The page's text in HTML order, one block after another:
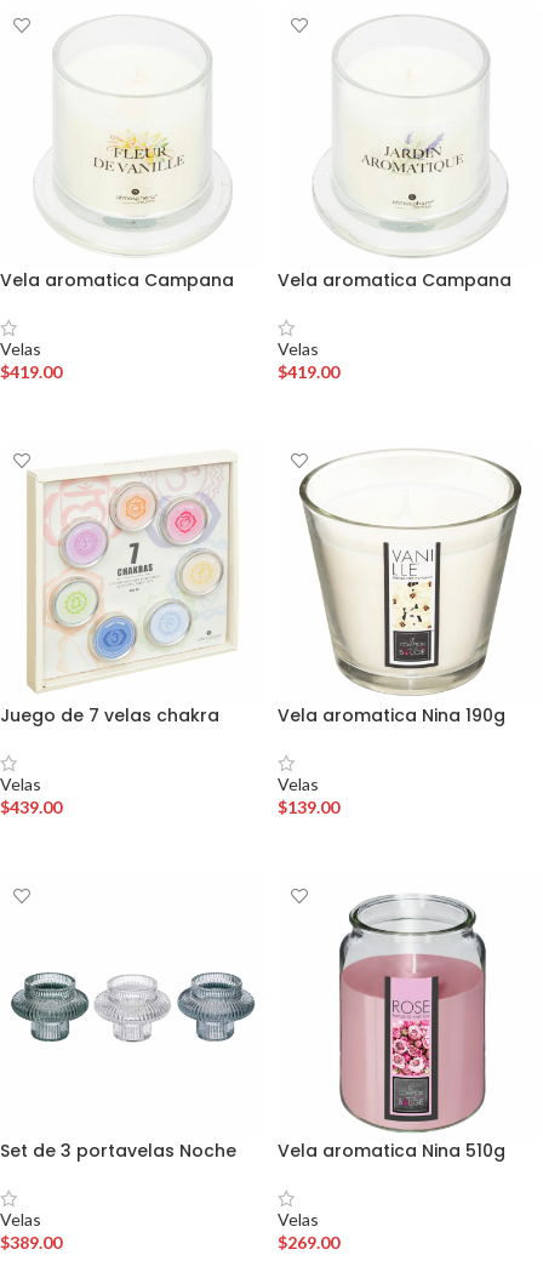
Vela aromatica Campana
Velas
$419.00
Vela aromatica Campana
Velas
$419.00
Juego de 7 velas chakra
Velas
$439.00
Vela aromatica Nina 190g
Velas
$139.00
Set de 3 portavelas Noche
Velas
$389.00
Vela aromatica Nina 510g
Velas
$269.00